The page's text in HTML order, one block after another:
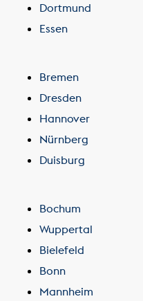
Dortmund
Essen
Bremen
Dresden
Hannover
Nürnberg
Duisburg
Bochum
Wuppertal
Bielefeld
Bonn
Mannheim